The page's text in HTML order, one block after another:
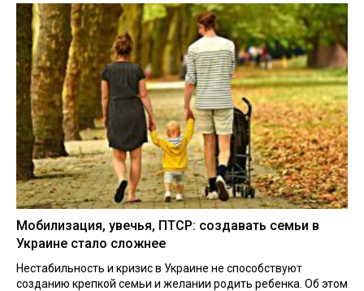
Мобилизация, увечья, ПТСР: создавать семьи в
Украине стало сложнее
Нестабильность и кризис в Украине не способствуют
созданию крепкой семьи и желании родить ребенка. Об этом